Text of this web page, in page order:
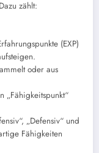
zählt:
(EXP)
oder aus
„Fähigkeitspunkt“
„Defensiv“ und
Fähigkeiten